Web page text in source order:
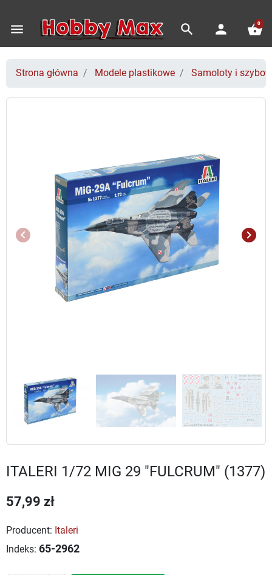
menu search person shopping_basket
0
Strona główna Modele plastikowe Samoloty i
Poprzedni
keyboard_arrow_left keyboard_arrow_right
ITALERI 1/72 MIG 29 "FULCRUM" (1377)
57,99 zł
Producent: Italeri
Indeks: 65-2962